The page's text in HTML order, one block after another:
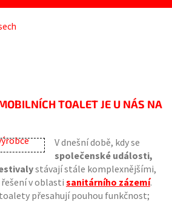
TOALET JE U NÁS NA
V dnešní době, kdy se
společenské události,
stávají stále komplexnějšími,
v oblasti sanitárního zázemí.
přesahují pouhou funkčnost;